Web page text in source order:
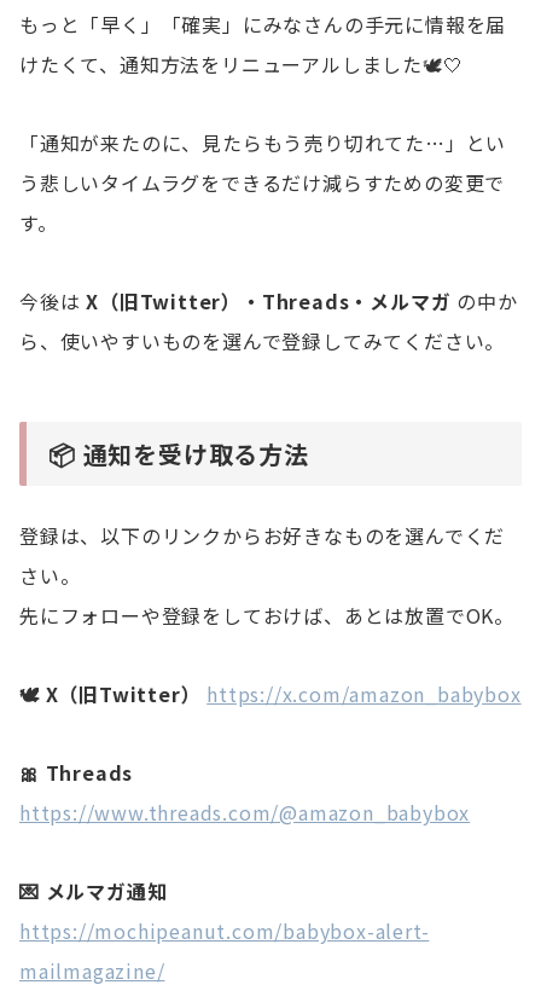
もっと「早く」「確実」にみなさんの手元に情報を届
けたくて、通知方法をリニューアルしました🕊️🤍
「通知が来たのに、見たらもう売り切れてた…」とい
う悲しいタイムラグをできるだけ減らすための変更で
す。
今後はX（旧Twitter）・Threads・メルマガ の中か
ら、使いやすいものを選んで登録してみてください。
📦 通知を受け取る方法
登録は、以下のリンクからお好きなものを選んでくだ
さい。
先にフォローや登録をしておけば、あとは放置でOK。
🕊️ X（旧Twitter） https://x.com/amazon_babybox
🎀 Threads
https://www.threads.com/@amazon_babybox
💌 メルマガ通知
https://mochipeanut.com/babybox-alert-
mailmagazine/